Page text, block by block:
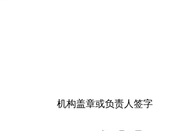
机构盖章或负责人签字